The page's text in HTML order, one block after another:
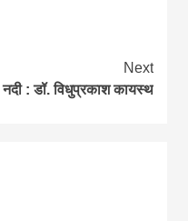
Next
: डॉ. विधुप्रकाश कायस्थ